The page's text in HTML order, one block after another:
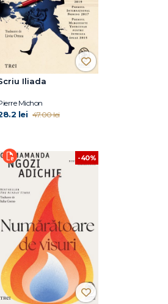
Iliada
Michon
lei 47.00 lei
-40%